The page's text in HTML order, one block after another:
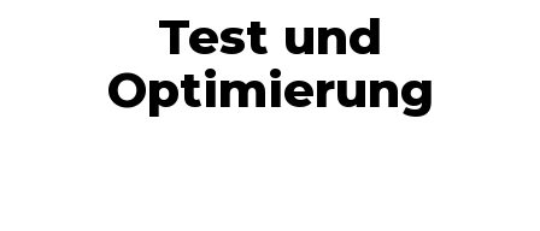
Test und
Optimierung